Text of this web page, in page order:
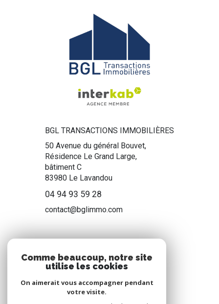
BGL TRANSACTIONS IMMOBILIÈRES
50 Avenue du général Bouvet,
Résidence Le Grand Large,
bâtiment C
83980 Le Lavandou
04 94 93 59 28
contact@bglimmo.com
Nous suivre
Comme beaucoup, notre site
utilise les cookies
On aimerait vous accompagner pendant
votre visite.